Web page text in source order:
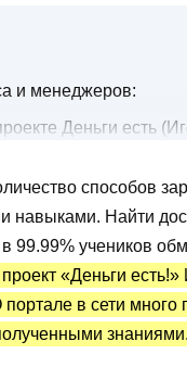
и менеджеров:
Деньги есть
статистика
способов
навыками. Найти
99.99% учеников
«Деньги
в сети
знаниями.